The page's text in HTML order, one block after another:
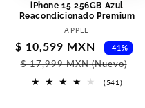
iPhone 15 256GB Azul
Reacondicionado Premium
Proveedor:
APPLE
Precio
de
oferta
$ 10,599 MXN -41%
$ 17,999 MXN(Nuevo)
(541)541